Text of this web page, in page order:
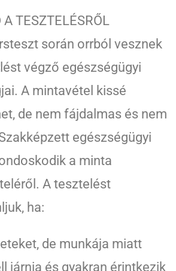
TESZTELÉSRŐL
során orrból vesznek
végző egészségügyi
A mintavétel kissé
de nem fájdalmas és nem
egészségügyi
a minta
A tesztelést
ha:
de munkája miatt
járnia és gyakran érintkezik